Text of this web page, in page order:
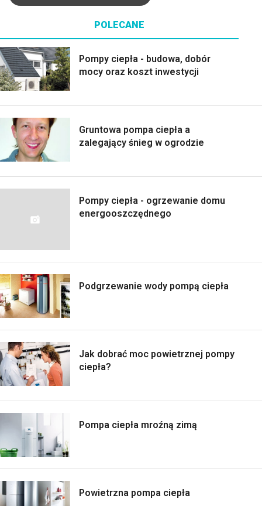
POLECANE
Pompy ciepła - budowa, dobór
mocy oraz koszt inwestycji
Gruntowa pompa ciepła a
zalegający śnieg w ogrodzie
Pompy ciepła - ogrzewanie domu
energooszczędnego
Podgrzewanie wody pompą ciepła
Jak dobrać moc powietrznej pompy
ciepła?
Pompa ciepła mroźną zimą
Powietrzna pompa ciepła